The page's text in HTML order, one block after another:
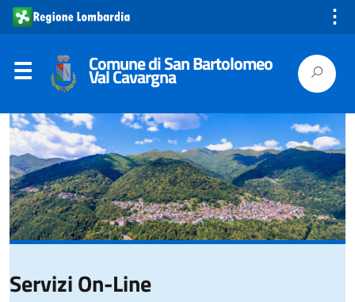
⋮
Comune di San Bartolomeo
Val Cavargna
Servizi On-Line